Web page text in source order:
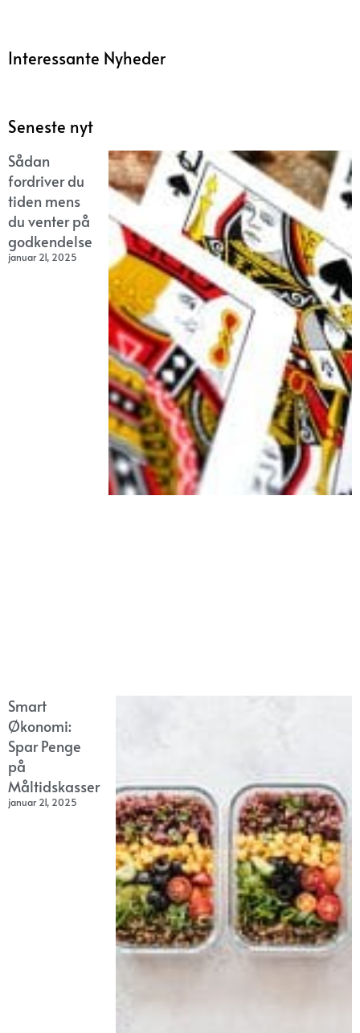
Interessante Nyheder
Seneste nyt
Sådan
fordriver du
tiden mens
du venter på
godkendelse
januar 21, 2025
Smart
Økonomi:
Spar Penge
på
Måltidskasser
januar 21, 2025